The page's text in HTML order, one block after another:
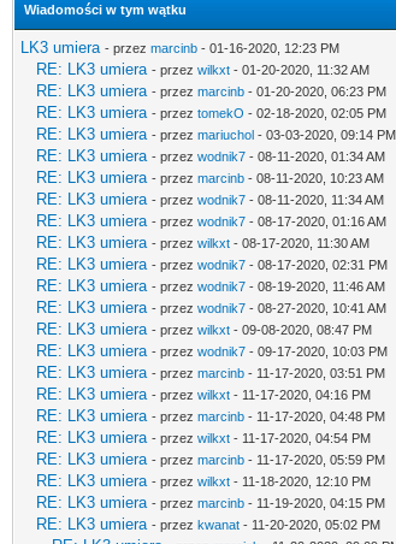
Wiadomości w tym wątku
LK3 umiera - przez marcinb - 01-16-2020, 12:23 PM
RE: LK3 umiera - przez wilkxt - 01-20-2020, 11:32 AM
RE: LK3 umiera - przez marcinb - 01-20-2020, 06:23 PM
RE: LK3 umiera - przez tomekO - 02-18-2020, 02:05 PM
RE: LK3 umiera - przez mariuchol - 03-03-2020, 09:14 PM
RE: LK3 umiera - przez wodnik7 - 08-11-2020, 01:34 AM
RE: LK3 umiera - przez marcinb - 08-11-2020, 10:23 AM
RE: LK3 umiera - przez wodnik7 - 08-11-2020, 11:34 AM
RE: LK3 umiera - przez wodnik7 - 08-17-2020, 01:16 AM
RE: LK3 umiera - przez wilkxt - 08-17-2020, 11:30 AM
RE: LK3 umiera - przez wodnik7 - 08-17-2020, 02:31 PM
RE: LK3 umiera - przez wodnik7 - 08-19-2020, 11:46 AM
RE: LK3 umiera - przez wodnik7 - 08-27-2020, 10:41 AM
RE: LK3 umiera - przez wilkxt - 09-08-2020, 08:47 PM
RE: LK3 umiera - przez wodnik7 - 09-17-2020, 10:03 PM
RE: LK3 umiera - przez marcinb - 11-17-2020, 03:51 PM
RE: LK3 umiera - przez wilkxt - 11-17-2020, 04:16 PM
RE: LK3 umiera - przez marcinb - 11-17-2020, 04:48 PM
RE: LK3 umiera - przez wilkxt - 11-17-2020, 04:54 PM
RE: LK3 umiera - przez marcinb - 11-17-2020, 05:59 PM
RE: LK3 umiera - przez wilkxt - 11-18-2020, 12:10 PM
RE: LK3 umiera - przez marcinb - 11-19-2020, 04:15 PM
RE: LK3 umiera - przez kwanat - 11-20-2020, 05:02 PM